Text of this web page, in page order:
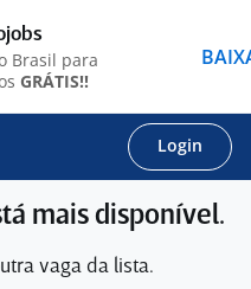
Login
mais disponível.
vaga da lista.
Brasil para
GRÁTIS!!